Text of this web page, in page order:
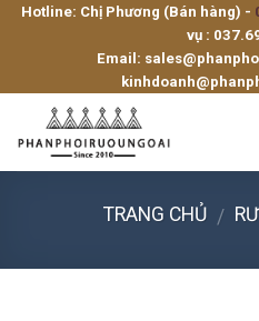
SkipHotline: Chị Phương (Bán hàng) -
vụ :
Email:
TRANG CHỦ /